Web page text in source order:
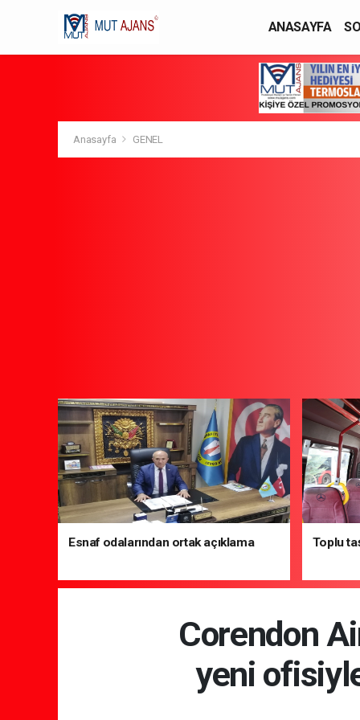
ANASAYFA
Anasayfa GENEL
Esnaf odalarından ortak açıklama Toplu
Corendon
yeni